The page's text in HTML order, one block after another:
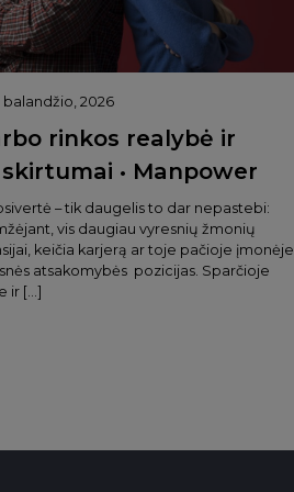
balandžio, 2026
rinkos realybė ir
• Manpower
– tik daugelis to dar nepastebi:
vis daugiau vyresnių žmonių
keičia karjerą ar toje pačioje įmonėje
atsakomybės pozicijas. Sparčioje
ir […]